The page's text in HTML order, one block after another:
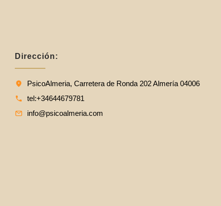
Dirección:
PsicoAlmeria, Carretera de Ronda 202 Almería 04006
tel:+34644679781
info@psicoalmeria.com